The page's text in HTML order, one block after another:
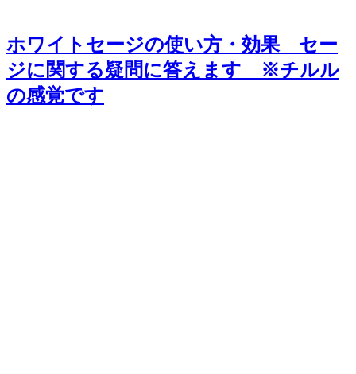
ホワイトセージの使い方・効果 セー
ジに関する疑問に答えます ※チルル
の感覚です